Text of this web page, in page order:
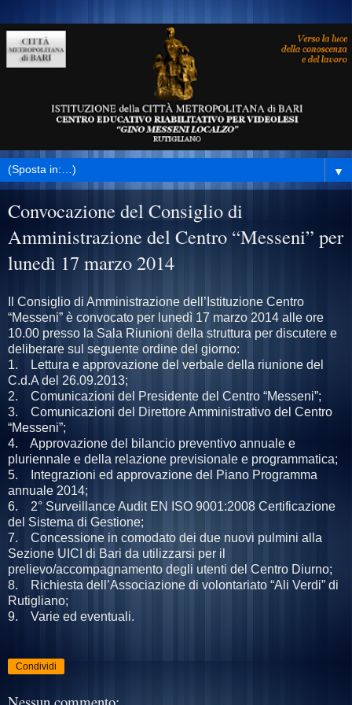
▼
Convocazione del Consiglio di
Amministrazione del Centro “Messeni” per
lunedì 17 marzo 2014
Il Consiglio di Amministrazione dell’Istituzione Centro
“Messeni” è convocato per lunedì 17 marzo 2014 alle ore
10.00 presso la Sala Riunioni della struttura per discutere e
deliberare sul seguente ordine del giorno:
1. Lettura e approvazione del verbale della riunione del
C.d.A del 26.09.2013;
2. Comunicazioni del Presidente del Centro “Messeni”;
3. Comunicazioni del Direttore Amministrativo del Centro
“Messeni”;
4. Approvazione del bilancio preventivo annuale e
pluriennale e della relazione previsionale e programmatica;
5. Integrazioni ed approvazione del Piano Programma
annuale 2014;
6. 2° Surveillance Audit EN ISO 9001:2008 Certificazione
del Sistema di Gestione;
7. Concessione in comodato dei due nuovi pulmini alla
Sezione UICI di Bari da utilizzarsi per il
prelievo/accompagnamento degli utenti del Centro Diurno;
8. Richiesta dell’Associazione di volontariato “Ali Verdi” di
Rutigliano;
9. Varie ed eventuali.
Condividi